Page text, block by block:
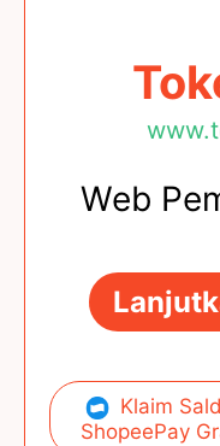
Web
Klaim
ShopeePay